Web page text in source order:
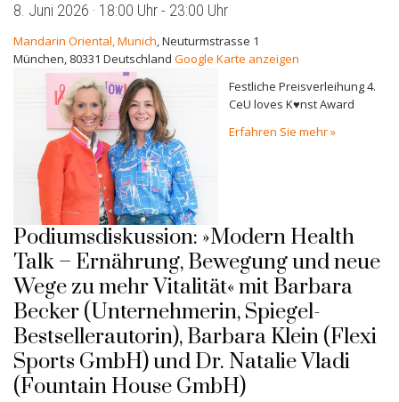
8. Juni 2026 · 18:00 Uhr- 23:00 Uhr
Mandarin Oriental, Munich,Neuturmstrasse 1
München, 80331 Deutschland Google Karte anzeigen
Festliche Preisverleihung 4.
CeU loves K♥️nst Award
Erfahren Sie mehr »
Podiumsdiskussion: »Modern Health
Talk – Ernährung, Bewegung und neue
Wege zu mehr Vitalität« mit Barbara
Becker (Unternehmerin, Spiegel-
Bestsellerautorin), Barbara Klein (Flexi
Sports GmbH) und Dr. Natalie Vladi
(Fountain House GmbH)